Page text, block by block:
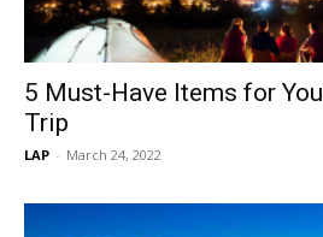
5 Must-Have Items for
Trip
LAP - March 24, 2022